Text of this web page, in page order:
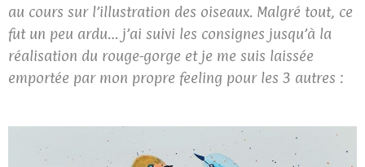
au cours sur l’illustration des oiseaux. Malgré tout, ce
fut un peu ardu… j’ai suivi les consignes jusqu’à la
réalisation du rouge-gorge et je me suis laissée
emportée par mon propre feeling pour les 3 autres :